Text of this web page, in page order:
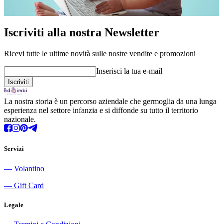
Iscriviti alla nostra Newsletter
Ricevi tutte le ultime novità sulle nostre vendite e promozioni
Inserisci la tua e-mail
La nostra storia è un percorso aziendale che germoglia da una lunga
esperienza nel settore infanzia e si diffonde su tutto il territorio
nazionale.
Servizi
― Volantino
― Gift Card
Legale